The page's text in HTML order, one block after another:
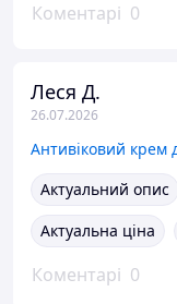
Коментарі 0
Леся Д.
26.07.2026
Актуальний опис
Актуальна ціна
Коментарі 0